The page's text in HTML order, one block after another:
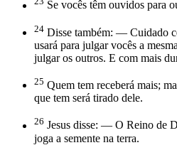
Se vocês têm ouvidos para
24 Disse também: — Cuidado
usará para julgar vocês a
julgar os outros. E com mais
25 Quem tem receberá mais;
que tem será tirado dele.
26 Jesus disse: — O Reino de
joga a semente na terra.